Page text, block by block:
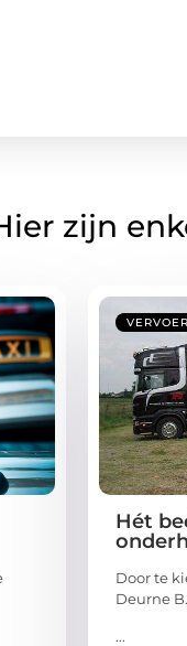
zijn
Hét
Door te
Deurne
...